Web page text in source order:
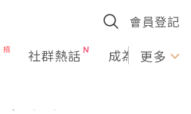
會員登記
社群熱話 成為U更多